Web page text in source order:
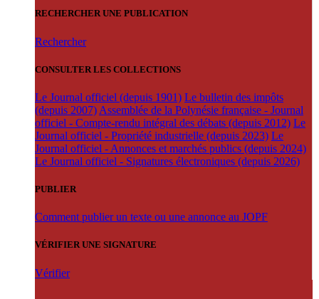
RECHERCHER UNE PUBLICATION
Rechercher
CONSULTER LES COLLECTIONS
Le Journal officiel (depuis 1901) Le bulletin des impôts
(depuis 2007) Assemblée de la Polynésie française - Journal
officiel - Compte-rendu intégral des débats (depuis 2012) Le
Journal officiel - Propriété industrielle (depuis 2023) Le
Journal officiel - Annonces et marchés publics (depuis 2024)
Le Journal officiel - Signatures électroniques (depuis 2026)
PUBLIER
Comment publier un texte ou une annonce au JOPF
VÉRIFIER UNE SIGNATURE
Vérifier